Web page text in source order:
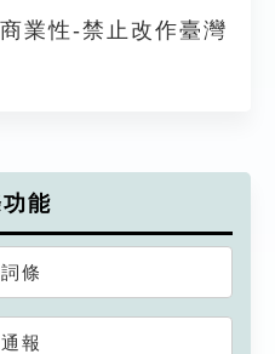
業性-禁止改作臺灣
能
條
報